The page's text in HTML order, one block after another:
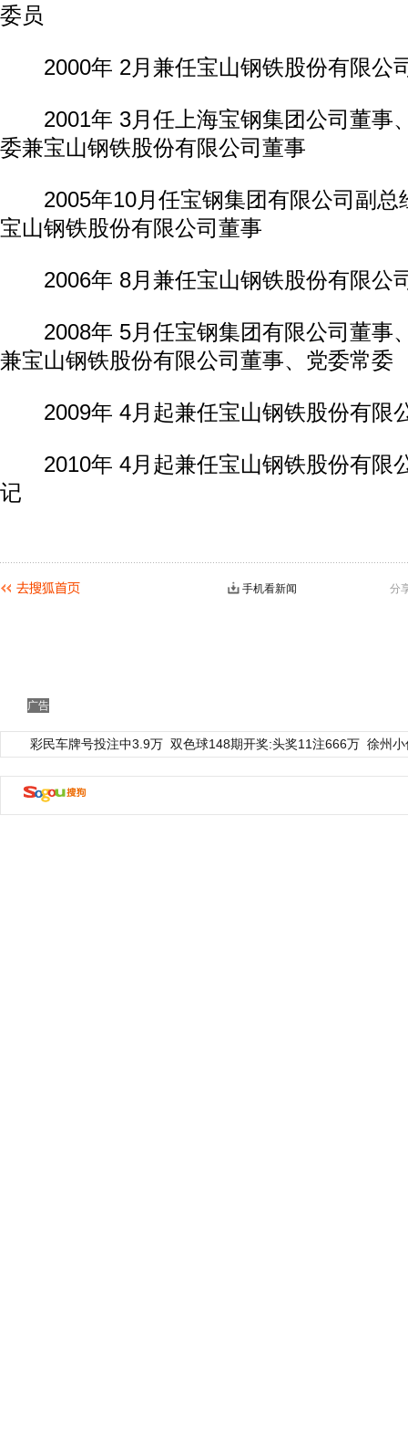
委员
2000年 2月兼任宝山钢铁股份有限公
2001年 3月任上海宝钢集团公司董事
委兼宝山钢铁股份有限公司董事
2005年10月任宝钢集团有限公司副总
宝山钢铁股份有限公司董事
2006年 8月兼任宝山钢铁股份有限公
2008年 5月任宝钢集团有限公司董事
兼宝山钢铁股份有限公司董事、党委常委
2009年 4月起兼任宝山钢铁股份有限
2010年 4月起兼任宝山钢铁股份有限
记
分
手机看新闻
广告
彩民车牌号投注中3.9万 双色球148期开奖:头奖11注666万 徐州